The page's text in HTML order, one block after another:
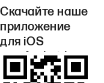
Скачайте наше
приложение
для iOS
или Android.